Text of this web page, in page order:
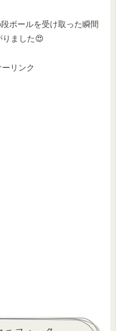
ボールを受け取った瞬間
りました😍
リンク